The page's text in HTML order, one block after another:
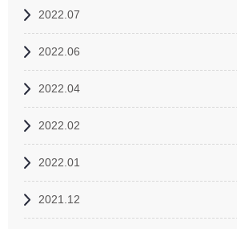
2022.07
2022.06
2022.04
2022.02
2022.01
2021.12